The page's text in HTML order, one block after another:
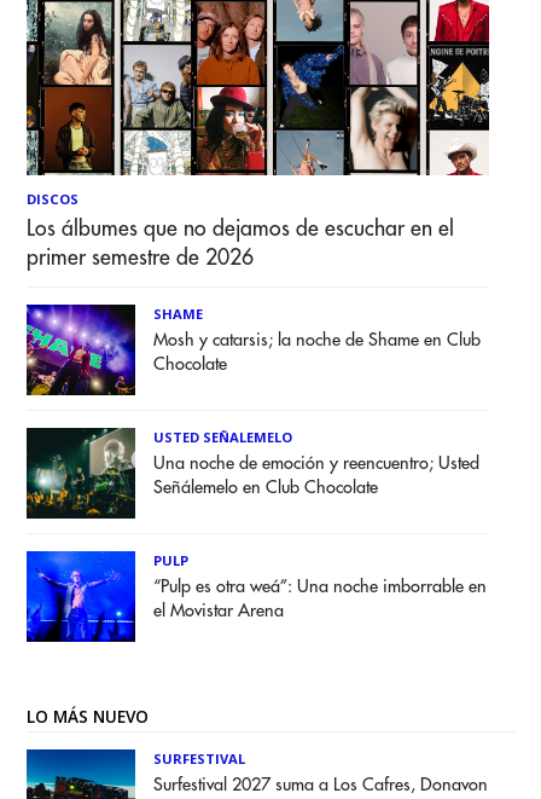
DISCOS
Los álbumes que no dejamos de escuchar en el
primer semestre de 2026
SHAME
Mosh y catarsis; la noche de Shame en Club
Chocolate
USTED SEÑALEMELO
Una noche de emoción y reencuentro; Usted
Señálemelo en Club Chocolate
PULP
“Pulp es otra weá”: Una noche imborrable en
el Movistar Arena
LO MÁS NUEVO
SURFESTIVAL
Surfestival 2027 suma a Los Cafres, Donavon